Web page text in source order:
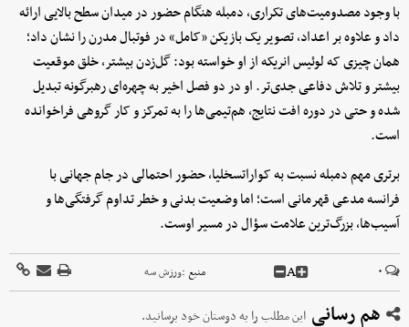
با وجود مصدومیت‌های تکراری، دمبله هنگام حضور در میدان سطح بالایی ارائه
داد و علاوه بر اعداد، تصویر یک بازیکن «کامل» در فوتبال مدرن را نشان داد؛
همان چیزی که لوئیس انریکه از او خواسته بود: گل‌زدن بیشتر، خلق موقعیت
بیشتر و تلاش دفاعی جدی‌تر. او در دو فصل اخیر به چهره‌ای رهبرگونه تبدیل
شده و حتی در دوره افت نتایج، هم‌تیمی‌ها را به تمرکز و کار گروهی فراخوانده
است.
برتری مهم دمبله نسبت به کواراتسخلیا، حضور احتمالی در جام جهانی با
فرانسه مدعی قهرمانی است؛ اما وضعیت بدنی و خطر تداوم گرفتگی‌ها و
آسیب‌ها، بزرگ‌ترین علامت سؤال در مسیر اوست.
۰ A منبع :ورزش سه
هم رسانی این مطلب را به دوستان خود برسانید.